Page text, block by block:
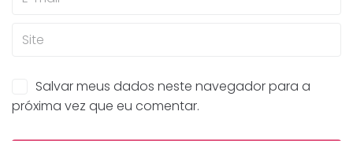
Salvar meus dados neste navegador para a
próxima vez que eu comentar.